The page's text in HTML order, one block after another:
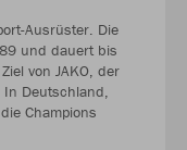
Ausrüster. Die
und dauert bis
von JAKO, der
In Deutschland,
Champions